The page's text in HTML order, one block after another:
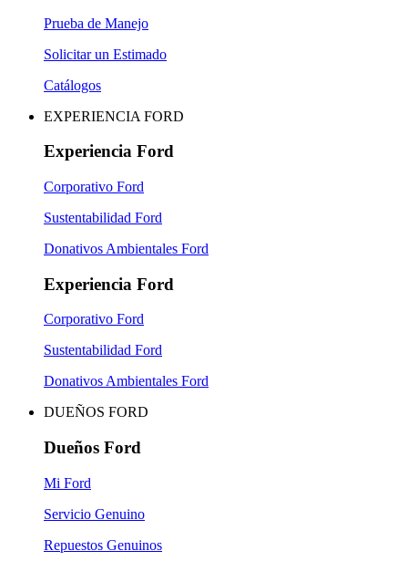
Prueba de Manejo
Solicitar un Estimado
Catálogos
EXPERIENCIA FORD
Experiencia Ford
Corporativo Ford
Sustentabilidad Ford
Donativos Ambientales Ford
Experiencia Ford
Corporativo Ford
Sustentabilidad Ford
Donativos Ambientales Ford
DUEÑOS FORD
Dueños Ford
Mi Ford
Servicio Genuino
Repuestos Genuinos